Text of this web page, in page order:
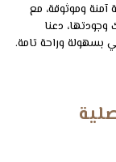
آمنة وموثوقة، مع
دعنا
بسهولة وراحة تامة.